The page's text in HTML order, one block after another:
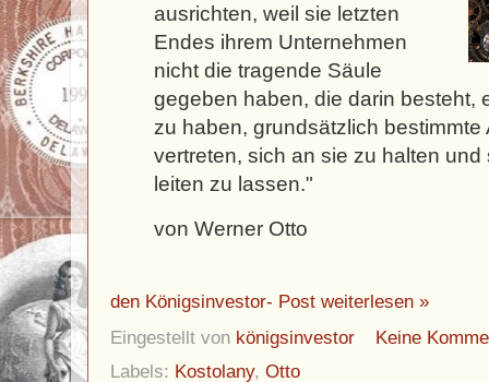
ausrichten, weil sie letzten
Endes ihrem Unternehmen
nicht die tragende Säule
gegeben haben, die darin besteht,
zu haben, grundsätzlich
vertreten, sich an sie zu halten
leiten zu lassen."
von Werner Otto
den Königsinvestor- Post weiterlesen »
Eingestellt von königsinvestor
Keine
Labels: Kostolany, Otto